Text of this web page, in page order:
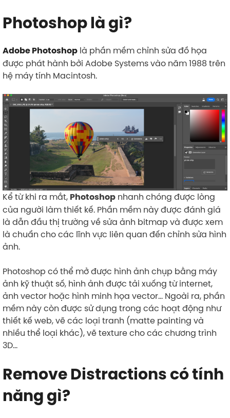
Photoshop là gì?
Adobe Photoshop là phần mềm chỉnh sửa đồ họa
được phát hành bởi Adobe Systems vào năm 1988 trên
hệ máy tính Macintosh.
Kể từ khi ra mắt, Photoshop nhanh chóng được lòng
của người làm thiết kế. Phần mềm này được đánh giá
là dẫn đầu thị trường về sửa ảnh bitmap và được xem
là chuẩn cho các lĩnh vực liên quan đến chỉnh sửa hình
ảnh.
Photoshop có thể mở được hình ảnh chụp bằng máy
ảnh kỹ thuật số, hình ảnh được tải xuống từ internet,
ảnh vector hoặc hình minh họa vector… Ngoài ra, phần
mềm này còn được sử dụng trong các hoạt động như
thiết kế web, vẽ các loại tranh (matte painting và
nhiều thể loại khác), vẽ texture cho các chương trình
3D…
Remove Distractions có tính
năng gì?